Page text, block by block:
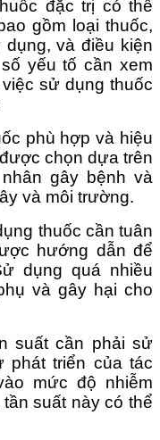
đặc trị có thể
gồm loại thuốc,
và điều kiện
yếu tố cần xem
sử dụng thuốc
phù hợp và hiệu
chọn dựa trên
gây bệnh và
và môi trường.
thuốc cần tuân
hướng dẫn để
dụng quá nhiều
và gây hại cho
suất cần phải sử
phát triển của tác
mức độ nhiễm
suất này có thể